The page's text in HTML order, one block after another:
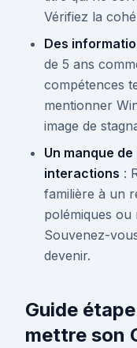
Vérifiez la
Des
de 5 ans
compétences
mentionner
image de
Un manque
interactions :
familière à un
polémiques
Souvenez-
devenir.
Guide
mettre son